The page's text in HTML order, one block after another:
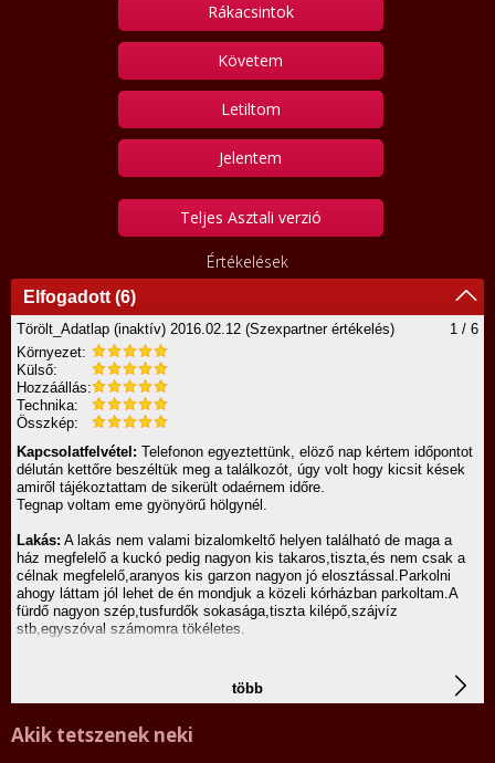
Rákacsintok
Követem
Letiltom
Jelentem
Teljes Asztali verzió
Értékelések
Elfogadott (6)
Törölt_Adatlap (inaktív) 2016.02.12(Szexpartner értékelés)
1 / 6
Környezet:
Külső:
Hozzáállás:
Technika:
Összkép:
Kapcsolatfelvétel: Telefonon egyeztettünk, elöző nap kértem időpontot
délután kettőre beszéltük meg a találkozót, úgy volt hogy kicsit kések
amiről tájékoztattam de sikerült odaérnem időre.
Tegnap voltam eme gyönyörű hölgynél.
Lakás: A lakás nem valami bizalomkeltő helyen található de maga a
ház megfelelő a kuckó pedig nagyon kis takaros,tiszta,és nem csak a
célnak megfelelő,aranyos kis garzon nagyon jó elosztással.Parkolni
ahogy láttam jól lehet de én mondjuk a közeli kórházban parkoltam.A
fürdő nagyon szép,tusfurdők sokasága,tiszta kilépő,szájvíz
stb,egyszóval számomra tökéletes.
zavarba kerültem hogy szerintem mint egy fogyatékos egy értelmes
mondatot nem tudtam megfogalmazni hirtelen.Egyszóval csak annyit
kaptam,és elsiettem tusolni hogy gyorsan a tusoló alatt kicsit
több
Akik tetszenek neki